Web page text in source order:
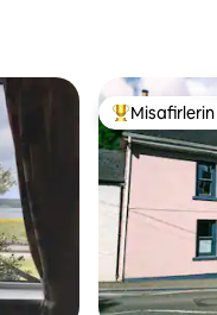
Misafirlerin